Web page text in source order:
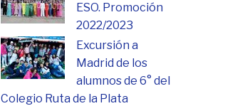
ESO. Promoción
2022/2023
Excursión a
Madrid de los
alumnos de 6° del
Colegio Ruta de la Plata